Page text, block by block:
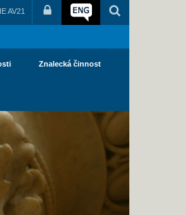
AV21
Znalecká činnost